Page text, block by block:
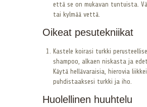
että se on mukavan tuntuista.
tai kylmää vettä.
Oikeat pesutekniikat
Kastele koirasi turkki
shampoo, alkaen niskasta ja
Käytä hellävaraisia, hierovia
puhdistaaksesi turkki ja iho.
Huolellinen huuhtelu